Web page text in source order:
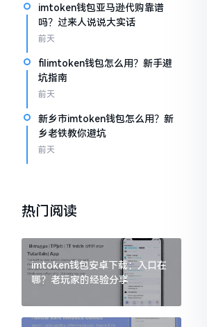
imtoken钱包亚马逊代购靠谱
吗？过来人说说大实话
前天
filimtoken钱包怎么用？新手避
坑指南
前天
新乡市imtoken钱包怎么用？新
乡老铁教你避坑
前天
热门阅读
imtoken钱包安卓下载：入口在
哪？老玩家的经验分享